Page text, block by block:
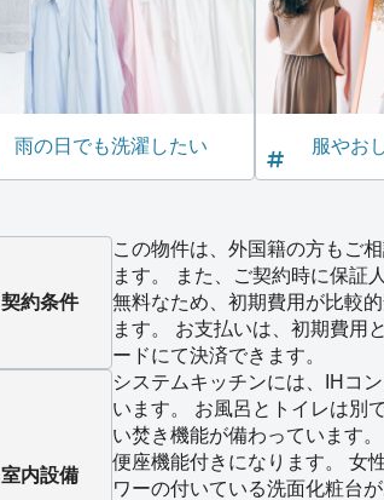
雨の日でも洗濯したい 服やお
契約条件
この物件は、外国籍の方もご
ます。 また、ご契約時に保証
無料なため、初期費用が比較
ます。 お支払いは、初期費用
ードにて決済できます。
室内設備
システムキッチンには、IHコ
います。 お風呂とトイレは別
い焚き機能が備わっています
便座機能付きになります。 女
ワーの付いている洗面化粧台